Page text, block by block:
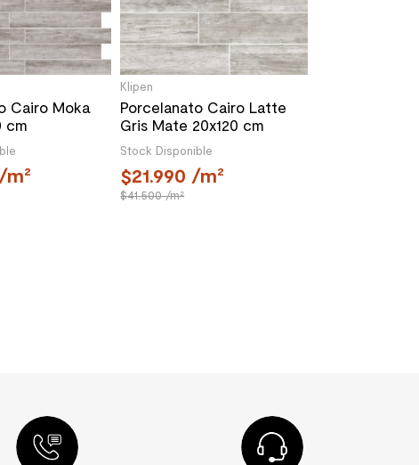
Cairo Moka
cm
/m²
Klipen
Porcelanato Cairo Latte
Gris Mate 20x120 cm
Stock Disponible
21.990 /m²
41.500/m²